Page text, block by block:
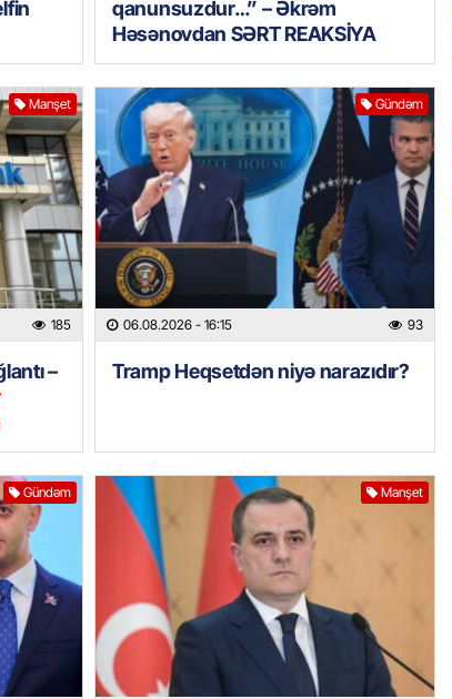
qanunsuzdur…” – Əkrəm
Həsənovdan SƏRT REAKSİYA
Manşet
185
–
Gündəm
06.08.2026 - 16:15 93
Tramp Heqsetdən niyə narazıdır?
Gündəm Manşet